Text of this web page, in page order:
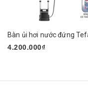
4.200.000₫